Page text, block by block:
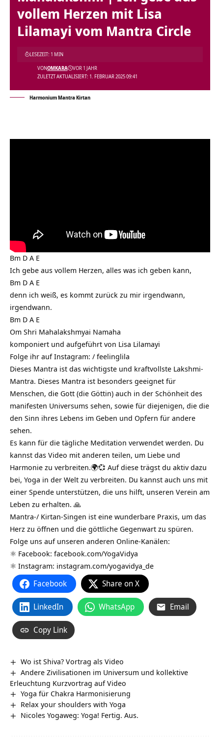
vollem Herzen mit Lisa
Lilamayi vom Mantra Circle
ZULETZT AKTUALISIERT: 1. FEBRUAR 2025 09:41
VONOMKARA VOR 1 JAHR
LESEZEIT: 1 MIN
Harmonium Mantra Kirtan
Bm D A E
Ich gebe aus vollem Herzen, alles was ich geben kann,
Bm D A E
denn ich weiß, es kommt zurück zu mir irgendwann,
irgendwann.
Bm D A E
Om Shri Mahalakshmyai Namaha
komponiert und aufgeführt von Lisa Lilamayi
Folge ihr auf Instagram: / feelinglila
Dieses Mantra ist das wichtigste und kraftvollste Lakshmi-
Mantra. Dieses Mantra ist besonders geeignet für
Menschen, die Gott (die Göttin) auch in der Schönheit des
manifesten Universums sehen, sowie für diejenigen, die die
den Sinn ihres Lebens im Geben und Opfern für andere
sehen.
Es kann für die tägliche Meditation verwendet werden. Du
kannst das Video mit anderen teilen, um Liebe und
Harmonie zu verbreiten.🌍💞 Auf diese trägst du aktiv dazu
bei, Yoga in der Welt zu verbreiten. Du kannst auch uns mit
einer Spende unterstützen, die uns hilft, unseren Verein am
Leben zu erhalten. 🙏
Mantra-/ Kirtan-Singen ist eine wunderbare Praxis, um das
Herz zu öffnen und die göttliche Gegenwart zu spüren.
Folge uns auf unseren anderen Online-Kanälen:
⚛️ Facebook: facebook.com/YogaVidya
⚛️ Instagram: instagram.com/yogavidya_de
Facebook Share on X
LinkedIn WhatsApp Email
Copy Link
Wo ist Shiva? Vortrag als Video
Andere Zivilisationen im Universum und kollektive
Erleuchtung Kurzvortrag auf Video
Yoga für Chakra Harmonisierung
Relax your shoulders with Yoga
Nicoles Yogaweg: Yoga! Fertig. Aus.